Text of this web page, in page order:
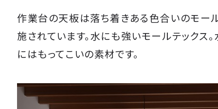
作業台の天板は落ち着きある色合いのモー
施されています。水にも強いモールテックス
にはもってこいの素材です。